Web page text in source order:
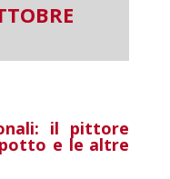
il pittore
e le altre